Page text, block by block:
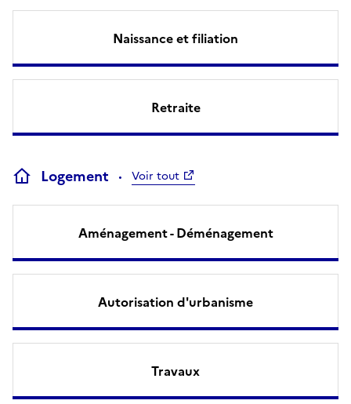
Naissance et filiation
Retraite
Logement Voir tout
Aménagement - Déménagement
Autorisation d'urbanisme
Travaux